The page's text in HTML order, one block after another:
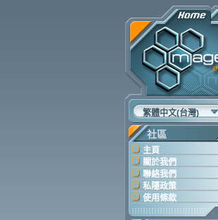
繁體中文(台灣)
社區
主頁
關於我們
聯絡我們
私隱政策
使用條款